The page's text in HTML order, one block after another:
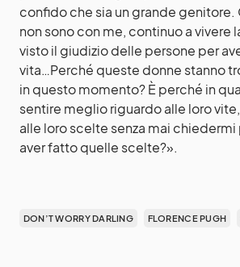
confido che sia un grande
non sono con me, continuo a vivere
visto il giudizio delle persone per
vita…Perché queste donne stanno
in questo momento? È perché in
sentire meglio riguardo alle loro
alle loro scelte senza mai
aver fatto quelle scelte?».
DON’T WORRY DARLING FLORENCE PUGH